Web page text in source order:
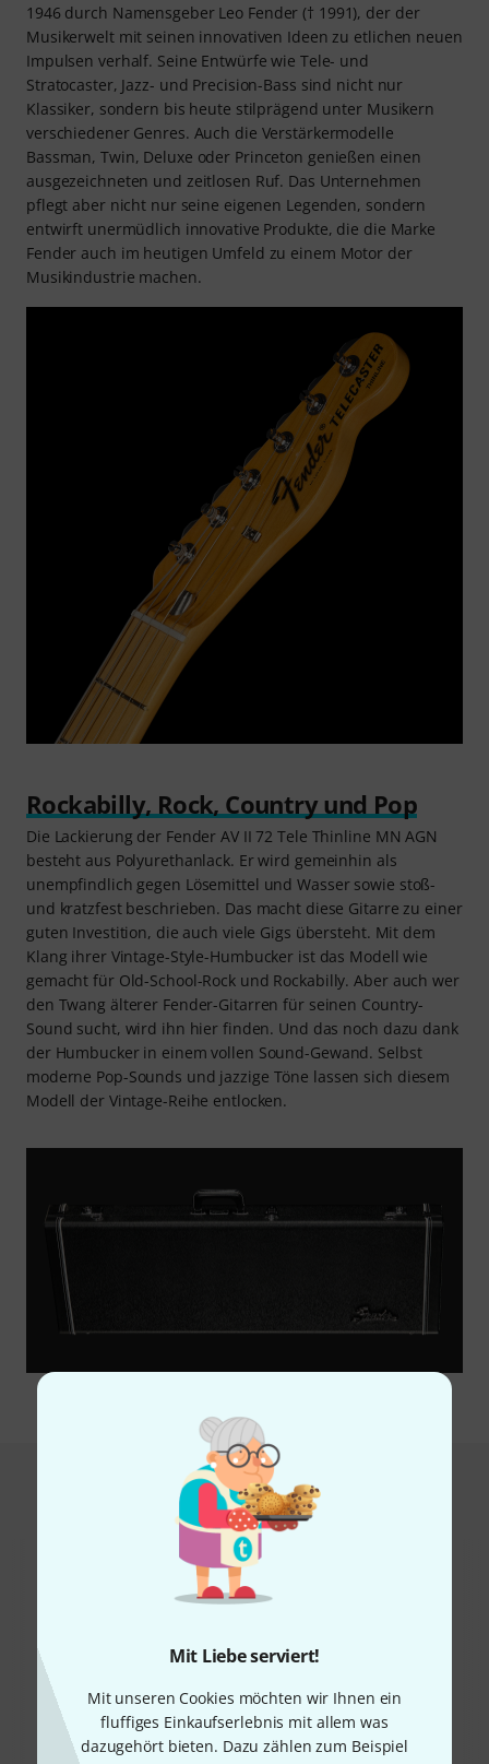
Mit Liebe serviert!
Mit unseren Cookies möchten wir Ihnen ein
fluffiges Einkaufserlebnis mit allem was
dazugehört bieten. Dazu zählen zum Beispiel
1946 durch Namensgeber Leo Fender († 1991), der der
Musikerwelt mit seinen innovativen Ideen zu etlichen neuen
Impulsen verhalf. Seine Entwürfe wie Tele- und
Stratocaster, Jazz- und Precision-Bass sind nicht nur
Klassiker, sondern bis heute stilprägend unter Musikern
verschiedener Genres. Auch die Verstärkermodelle
Bassman, Twin, Deluxe oder Princeton genießen einen
ausgezeichneten und zeitlosen Ruf. Das Unternehmen
pflegt aber nicht nur seine eigenen Legenden, sondern
entwirft unermüdlich innovative Produkte, die die Marke
Fender auch im heutigen Umfeld zu einem Motor der
Musikindustrie machen.
Rockabilly, Rock, Country und Pop
Die Lackierung der Fender AV II 72 Tele Thinline MN AGN
besteht aus Polyurethanlack. Er wird gemeinhin als
unempfindlich gegen Lösemittel und Wasser sowie stoß-
und kratzfest beschrieben. Das macht diese Gitarre zu einer
guten Investition, die auch viele Gigs übersteht. Mit dem
Klang ihrer Vintage-Style-Humbucker ist das Modell wie
gemacht für Old-School-Rock und Rockabilly. Aber auch wer
den Twang älterer Fender-Gitarren für seinen Country-
Sound sucht, wird ihn hier finden. Und das noch dazu dank
der Humbucker in einem vollen Sound-Gewand. Selbst
moderne Pop-Sounds und jazzige Töne lassen sich diesem
Modell der Vintage-Reihe entlocken.
Das kauften Kunden, die sich dieses
Produkt angesehen haben
15% 10%